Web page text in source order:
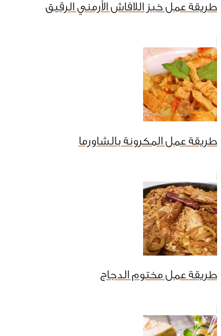
طريقة عمل خبز اللافاش الأرمني الرقيق
طريقة عمل المكرونة بالشاورما
طريقة عمل مختوم الدجاج